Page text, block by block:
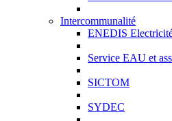
Intercommunalité
ENEDIS
Service EAU et
SICTOM
SYDEC